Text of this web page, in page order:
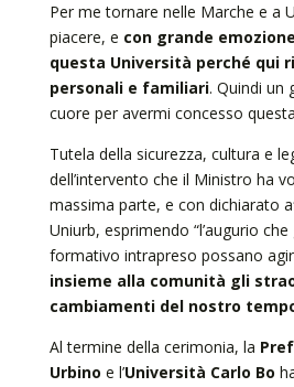
Per me tornare nelle Marche e a
piacere, e con grande
questa Università perché qui
personali e familiari. Quindi un
cuore per avermi concesso
Tutela della sicurezza, cultura e
dell’intervento che il Ministro ha
massima parte, e con dichiarato
Uniurb, esprimendo “l’augurio
formativo intrapreso possano
insieme alla comunità gli
cambiamenti del nostro
Al termine della cerimonia, la
Urbino e l’Università Carlo Bo